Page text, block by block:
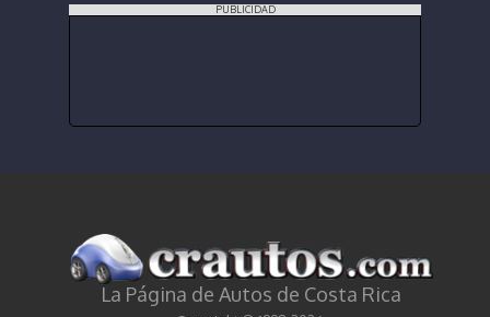
PUBLICIDAD
La Página de Autos de Costa Rica